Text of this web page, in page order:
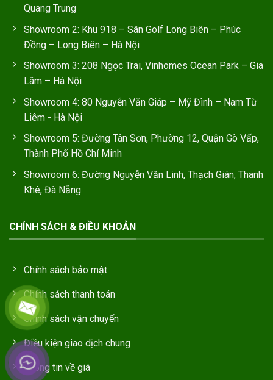
Quang Trung
Showroom 2: Khu 918 – Sân Golf Long Biên – Phúc
Đồng – Long Biên – Hà Nội
Showroom 3: 208 Ngọc Trai, Vinhomes Ocean Park – Gia
Lâm – Hà Nội
Showroom 4: 80 Nguyễn Văn Giáp – Mỹ Đình – Nam Từ
Liêm - Hà Nội
Showroom 5: Đường Tân Sơn, Phường 12, Quận Gò Vấp,
Thành Phố Hồ Chí Minh
Showroom 6: Đường Nguyễn Văn Linh, Thạch Gián, Thanh
Khê, Đà Nẵng
CHÍNH SÁCH & ĐIỀU KHOẢN
Chính sách bảo mật
Chính sách thanh toán
Chính sách vận chuyển
Điều kiện giao dịch chung
Thông tin về giá